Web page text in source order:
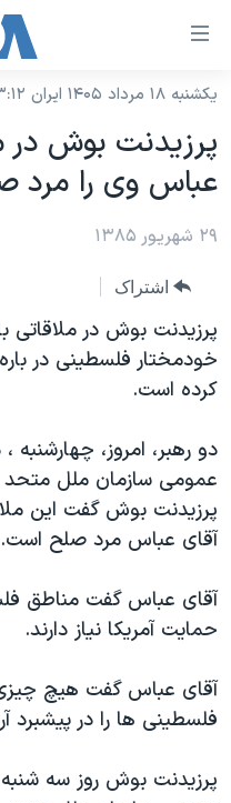
لینکهای
دسترسی
جهش
به
محتوای
اصلی
اصلی
جهش
نسخه سبک وب‌سایت
موضوع ها
ایران
آمریکا
ورزشی
گزیده‌ها
ویژه برنامه‌ها
ویدیوها
فرهنگ و زندگی
اقتصادی
علم و فناوری
اسرائیل در جنگ
گالری عکس
برنامه های تلویزیونی
جدول برنامه ها
صفحه‌های ویژه
جام جهانی ۲۰۲۶
عملیات خشم حماسی
بایگانی برنامه‌های تلویزیونی
مستندها
انتخابات ریاست جمهوری آمریکا
حمله جمهوری اسلامی به
رمز مهسا
ورزش زنان در ایران
اعتراضات زن، زندگی، آزادی
تریبونال مردمی آبان ۹۸
فرکانس‌های صدای آمریکا
پخش رادیویی
یادگیری زبان انگلیسی
دنبال کنید
یکشنبه ۱۸ مرداد ۱۴۰۵ ایران ۱۳:۱۲
پرزيدنت بوش در
عباس وی را مرد
۲۹ شهریور ۱۳۸۵
اشتراک
پرزيدنت بوش در
خودمختار فلسطينی در
کرده است.
دو رهبر، امروز،
عمومی سازمان ملل متحد
پرزيدنت بوش گفت اين
آقای عباس مرد صلح است.
آقای عباس گفت مناطق
حمايت آمريکا نياز دارند.
آقای عباس گفت هيچ
فلسطينی ها را در پيشبرد
پرزيدنت بوش روز سه